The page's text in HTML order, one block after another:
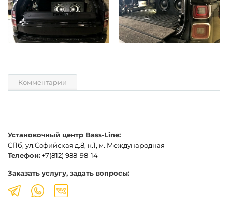
Комментарии
Установочный центр Bass-Line:
СПб, ул.Софийская д.8, к.1, м. Международная
Телефон: +7(812) 988-98-14
Заказать услугу, задать вопросы: